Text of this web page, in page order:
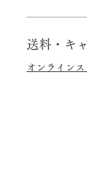
送料・キ
オンライン